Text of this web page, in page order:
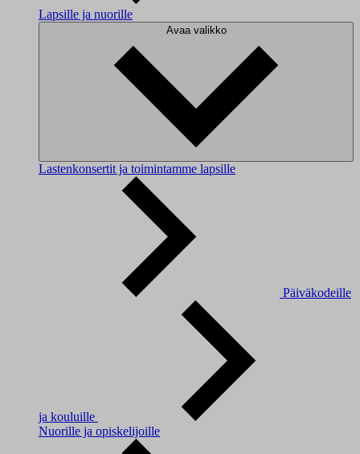
Lapsille ja nuorille
Avaa valikko
Lastenkonsertit ja toimintamme lapsille
Päiväkodeille
ja kouluille
Nuorille ja opiskelijoille